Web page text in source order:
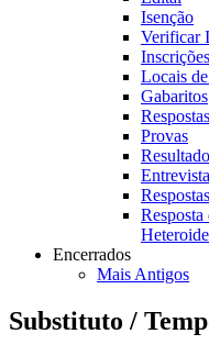
Isenção
Verificar
Locais
Gabaritos
Provas
Entrevista
Encerrados
Mais Antigos
Substituto /